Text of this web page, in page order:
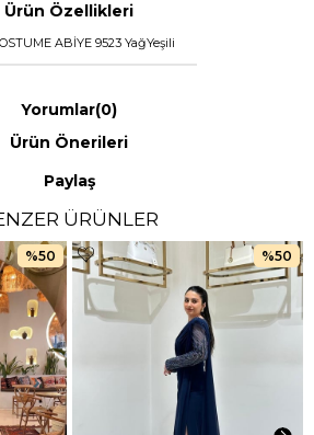
Ürün Özellikleri
ABİYE 9523 YağYeşili
Yorumlar(0)
Ürün Önerileri
Paylaş
ÜRÜNLER
%50 %50